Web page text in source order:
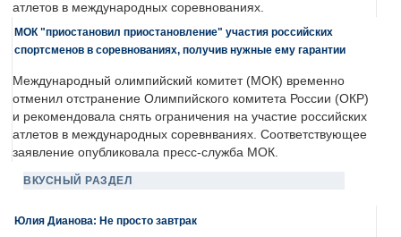
атлетов в международных соревнованиях.
МОК "приостановил приостановление" участия российских
спортсменов в соревнованиях, получив нужные ему гарантии
Международный олимпийский комитет (МОК) временно
отменил отстранение Олимпийского комитета России (ОКР)
и рекомендовала снять ограничения на участие российских
атлетов в международных соревнваниях. Соответствующее
заявление опубликовала пресс-служба МОК.
ВКУСНЫЙ РАЗДЕЛ
Юлия Дианова: Не просто завтрак